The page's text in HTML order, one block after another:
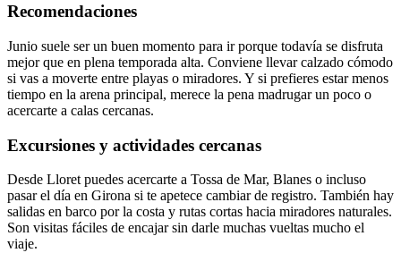
Recomendaciones
Junio suele ser un buen momento para ir porque todavía se disfruta
mejor que en plena temporada alta. Conviene llevar calzado cómodo
si vas a moverte entre playas o miradores. Y si prefieres estar menos
tiempo en la arena principal, merece la pena madrugar un poco o
acercarte a calas cercanas.
Excursiones y actividades cercanas
Desde Lloret puedes acercarte a Tossa de Mar, Blanes o incluso
pasar el día en Girona si te apetece cambiar de registro. También hay
salidas en barco por la costa y rutas cortas hacia miradores naturales.
Son visitas fáciles de encajar sin darle muchas vueltas mucho el
viaje.